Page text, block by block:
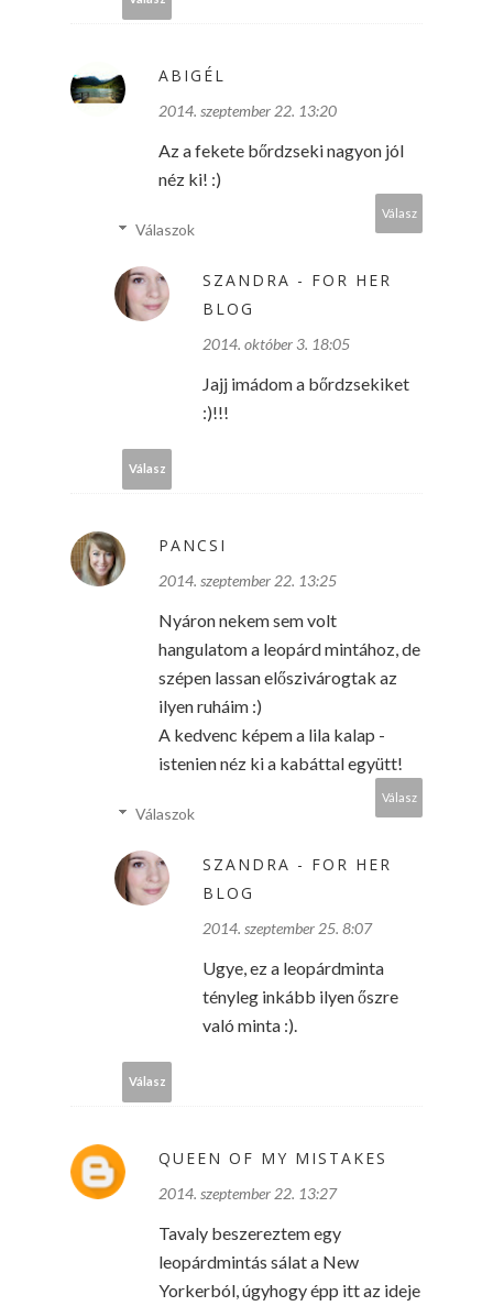
ABIGÉL
2014. szeptember 22. 13:20
Az a fekete bőrdzseki nagyon jól
néz ki! :)
Válasz
Válaszok
SZANDRA - FOR HER
BLOG
2014. október 3. 18:05
Jajj imádom a bőrdzsekiket
:)!!!
Válasz
PANCSI
2014. szeptember 22. 13:25
Nyáron nekem sem volt
hangulatom a leopárd mintához, de
szépen lassan előszivárogtak az
ilyen ruháim :)
A kedvenc képem a lila kalap -
istenien néz ki a kabáttal együtt!
Válasz
Válaszok
SZANDRA - FOR HER
BLOG
2014. szeptember 25. 8:07
Ugye, ez a leopárdminta
tényleg inkább ilyen őszre
való minta :).
Válasz
QUEEN OF MY MISTAKES
2014. szeptember 22. 13:27
Tavaly beszereztem egy
leopárdmintás sálat a New
Yorkerból, úgyhogy épp itt az ideje